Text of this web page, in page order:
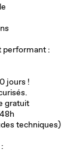
performant :
jours !
gratuit
techniques)